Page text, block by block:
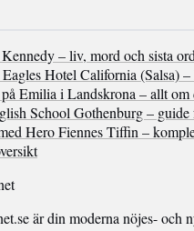
– liv, mord och sista
Hotel California (Salsa)
Emilia i Landskrona – allt om
School Gothenburg –
Hero Fiennes Tiffin –
är din moderna nöjes- och